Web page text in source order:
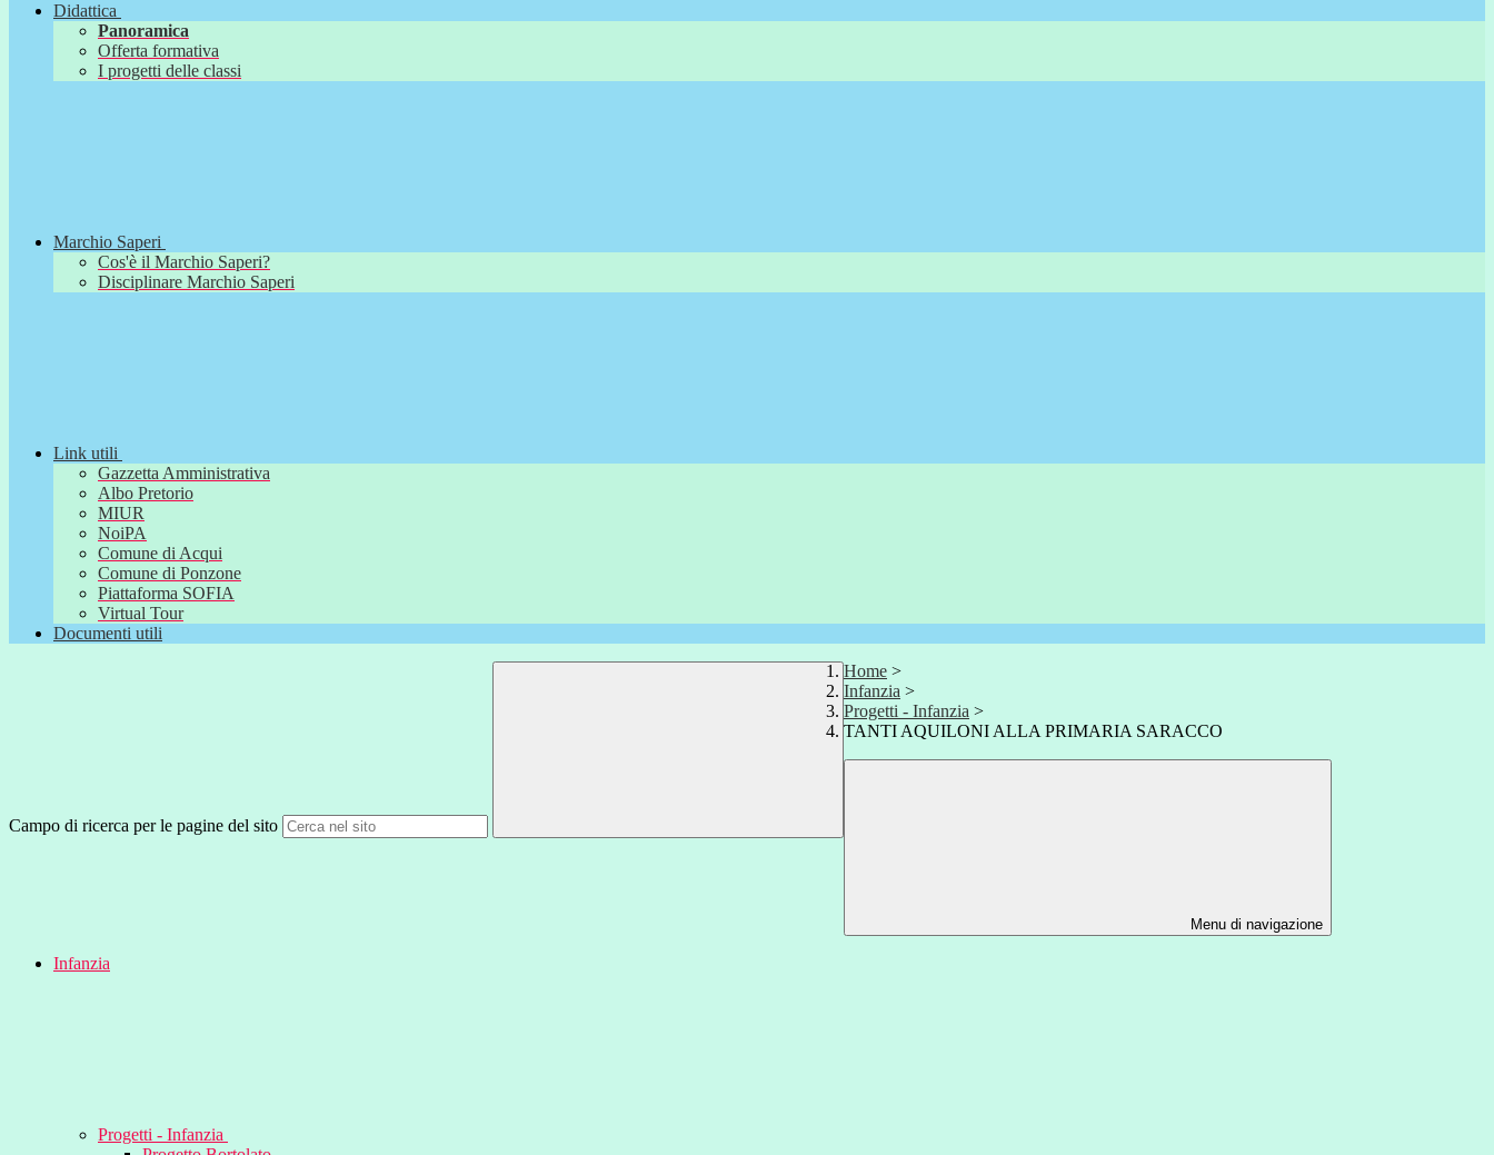
Didattica
Panoramica
Offerta formativa
I progetti delle classi
Marchio Saperi
Cos'è il Marchio Saperi?
Disciplinare Marchio Saperi
Link utili
Gazzetta Amministrativa
Albo Pretorio
MIUR
NoiPA
Comune di Acqui
Comune di Ponzone
Piattaforma SOFIA
Virtual Tour
Documenti utili
Campo di ricerca per le pagine del sito
Home >
Infanzia >
Progetti - Infanzia >
TANTI AQUILONI ALLA PRIMARIA SARACCO
Menu di navigazione
Infanzia
Progetti - Infanzia